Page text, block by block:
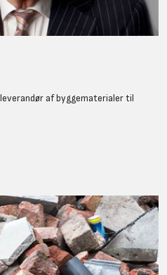
af byggematerialer til